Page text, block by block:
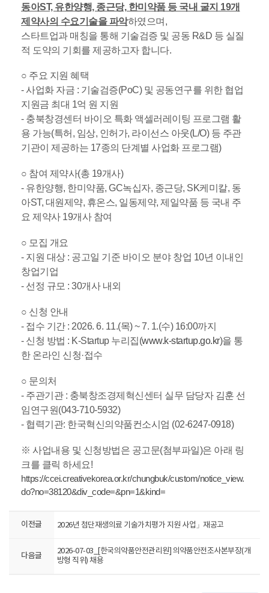
동아ST, 유한양행, 종근당, 한미약품 등 국내 굴지 19개
제약사의 수요기술을 파악하였으며,
스타트업과 매칭을 통해 기술검증 및 공동 R&D 등 실질
적 도약의 기회를 제공하고자 합니다.
○ 주요 지원 혜택
- 사업화 자금 : 기술검증(PoC) 및 공동연구를 위한 협업
지원금 최대 1억 원 지원
- 충북창경센터 바이오 특화 액셀러레이팅 프로그램 활
용 가능(특허, 임상, 인허가, 라이선스 아웃(L/O) 등 주관
기관이 제공하는 17종의 단계별 사업화 프로그램)
○ 참여 제약사(총 19개사)
- 유한양행, 한미약품, GC녹십자, 종근당, SK케미칼, 동
아ST, 대원제약, 휴온스, 일동제약, 제일약품 등 국내 주
요 제약사 19개사 참여
○ 모집 개요
- 지원 대상 : 공고일 기준 바이오 분야 창업 10년 이내인
창업기업
- 선정 규모 : 30개사 내외
○ 신청 안내
- 접수 기간 : 2026. 6. 11.(목) ~ 7. 1.(수) 16:00까지
- 신청 방법 : K-Startup 누리집(www.k-startup.go.kr)을 통
한 온라인 신청·접수
○ 문의처
- 주관기관 : 충북창조경제혁신센터 실무 담당자 김훈 선
임연구원(043-710-5932)
- 협력기관: 한국혁신의약품컨소시엄 (02-6247-0918)
※ 사업내용 및 신청방법은 공고문(첨부파일)은 아래 링
크를 클릭 하세요!
https://ccei.creativekorea.or.kr/chungbuk/custom/notice_view.
do?no=38120&div_code=&pn=1&kind=
이전글 2026년 첨단재생의료 기술가치평가 지원 사업」재공고
다음글
2026-07-03_[한국의약품안전관리원] 의약품안전조사본부장(개
방형 직위) 채용